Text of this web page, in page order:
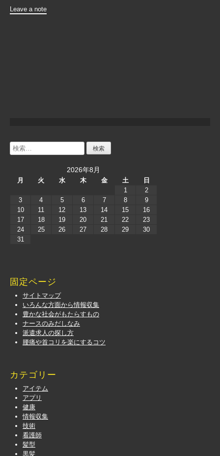
Leave a note
検
索:
2026年8月
月 火 水 木 金 土
日
1
2
3
4 5 6 7 8
9
10
11 12 13 14 15
16
17
18 19 20 21 22
23
24
25 26 27 28 29
30
31
固定ページ
サイトマップ
いろんな方面から情報収集
豊かな社会がもたらすもの
ナースのみだしなみ
派遣求人の探し方
腰痛や首コリを楽にするコツ
カテゴリー
アイテム
アプリ
健康
情報収集
技術
看護師
髪型
黒髪